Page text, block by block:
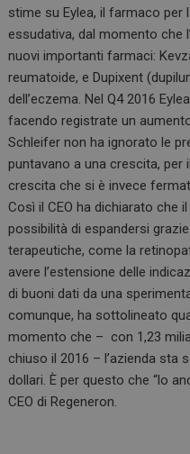
stime su Eylea, il farmaco per
essudativa, dal momento che
nuovi importanti farmaci:
reumatoide, e Dupixent
dell’eczema. Nel Q4 2016
facendo registrate un
Schleifer non ha ignorato le
puntavano a una crescita, per
crescita che si è invece
Così il CEO ha dichiarato che
possibilità di espandersi
terapeutiche, come la
avere l’estensione delle
di buoni dati da una
comunque, ha sottolineato
momento che – con 1,23
chiuso il 2016 – l’azienda sta
dollari. È per questo che “lo
CEO di Regeneron.